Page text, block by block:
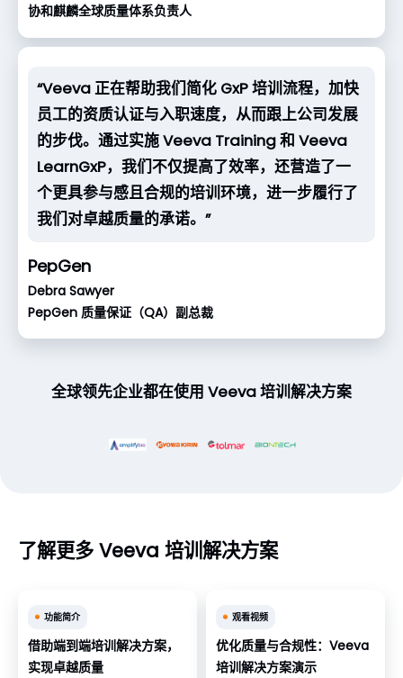
协和麒麟全球质量体系负责人
“Veeva 正在帮助我们简化 GxP 培训流程，加快
员工的资质认证与入职速度，从而跟上公司发展
的步伐。通过实施 Veeva Training 和 Veeva
LearnGxP，我们不仅提高了效率，还营造了一
个更具参与感且合规的培训环境，进一步履行了
我们对卓越质量的承诺。”
PepGen
Debra Sawyer
PepGen 质量保证（QA）副总裁
全球领先企业都在使用 Veeva 培训解决方案
了解更多 Veeva 培训解决方案
功能简介
借助端到端培训解决方案，
实现卓越质量
观看视频
优化质量与合规性：Veeva
培训解决方案演示